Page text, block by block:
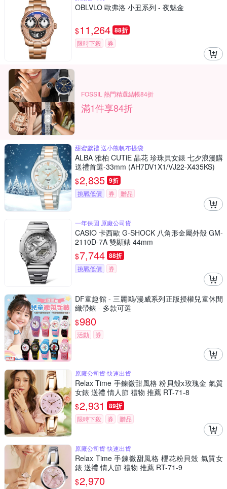
OBLVLO 歐弗洛 小丑系列 - 夜魅金
$11,264 88折
限時下殺 券
FOSSIL 熱門精選結帳84折
滿1件享84折
甜蜜獻禮 送小熊帆布提袋
ALBA 雅柏 CUTiE 晶花 珍珠貝女錶 七夕浪漫購
送禮首選-33mm (AH7DV1X1/VJ22-X435KS)
$2,835 9折
挑戰低價 券 贈品
一年保固 原廠公司貨
CASIO 卡西歐 G-SHOCK 八角形金屬外殼 GM-
2110D-7A 雙顯錶 44mm
$7,744 88折
挑戰低價 券
DF童趣館 - 三麗鷗/漫威系列正版授權兒童休閒
織帶錶 - 多款可選
$980
活動 券
原廠公司貨 快速出貨
Relax Time 手鍊微甜風格 粉貝殼x玫瑰金 氣質
女錶 送禮 情人節 禮物 推薦 RT-71-8
$2,931 89折
限時下殺 券 贈品
原廠公司貨 快速出貨
Relax Time 手鍊微甜風格 櫻花粉貝殼 氣質女
錶 送禮 情人節 禮物 推薦 RT-71-9
$2,970